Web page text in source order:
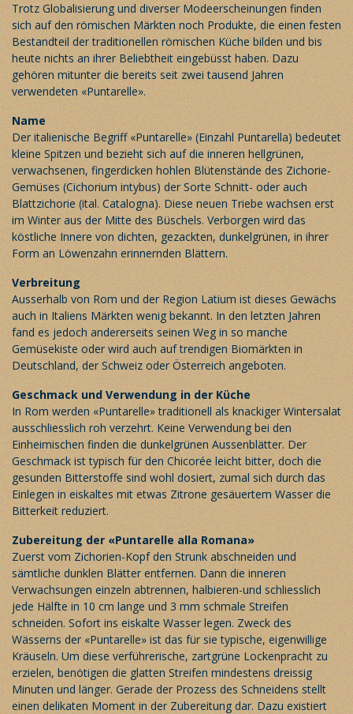
Trotz Globalisierung und diverser Modeerscheinungen finden
sich auf den römischen Märkten noch Produkte, die einen festen
Bestandteil der traditionellen römischen Küche bilden und bis
heute nichts an ihrer Beliebtheit eingebüsst haben. Dazu
gehören mitunter die bereits seit zwei tausend Jahren
verwendeten «Puntarelle».
Name
Der italienische Begriff «Puntarelle» (Einzahl Puntarella) bedeutet
kleine Spitzen und bezieht sich auf die inneren hellgrünen,
verwachsenen, fingerdicken hohlen Blütenstände des Zichorie-
Gemüses (Cichorium intybus) der Sorte Schnitt- oder auch
Blattzichorie (ital. Catalogna). Diese neuen Triebe wachsen erst
im Winter aus der Mitte des Büschels. Verborgen wird das
köstliche Innere von dichten, gezackten, dunkelgrünen, in ihrer
Form an Löwenzahn erinnernden Blättern.
Verbreitung
Ausserhalb von Rom und der Region Latium ist dieses Gewächs
auch in Italiens Märkten wenig bekannt. In den letzten Jahren
fand es jedoch andererseits seinen Weg in so manche
Gemüsekiste oder wird auch auf trendigen Biomärkten in
Deutschland, der Schweiz oder Österreich angeboten.
Geschmack und Verwendung in der Küche
In Rom werden «Puntarelle» traditionell als knackiger Wintersalat
ausschliesslich roh verzehrt. Keine Verwendung bei den
Einheimischen finden die dunkelgrünen Aussenblätter. Der
Geschmack ist typisch für den Chicorée leicht bitter, doch die
gesunden Bitterstoffe sind wohl dosiert, zumal sich durch das
Einlegen in eiskaltes mit etwas Zitrone gesäuertem Wasser die
Bitterkeit reduziert.
Zubereitung der «Puntarelle alla Romana»
Zuerst vom Zichorien-Kopf den Strunk abschneiden und
sämtliche dunklen Blätter entfernen. Dann die inneren
Verwachsungen einzeln abtrennen, halbieren-und schliesslich
jede Hälfte in 10 cm lange und 3 mm schmale Streifen
schneiden. Sofort ins eiskalte Wasser legen. Zweck des
Wässerns der «Puntarelle» ist das für sie typische, eigenwillige
Kräuseln. Um diese verführerische, zartgrüne Lockenpracht zu
erzielen, benötigen die glatten Streifen mindestens dreissig
Minuten und länger. Gerade der Prozess des Schneidens stellt
einen delikaten Moment in der Zubereitung dar. Dazu existiert